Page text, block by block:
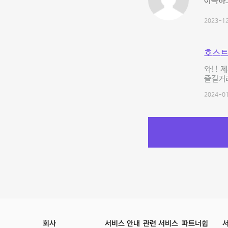
2023-
호스
와!! 제
즐길거
2024-
회사 서비스 안내 관련 서비스 파트너쉽